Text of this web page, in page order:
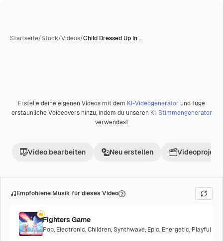
Startseite/Stock/Videos/Child Dressed Up In …
Erstelle deine eigenen Videos mit dem KI-Videogenerator und füge
erstaunliche Voiceovers hinzu, indem du unseren KI-Stimmengenerator
verwendest
Video bearbeiten Neu erstellen Videoprojekt
Empfohlene Musik für dieses Video
Fighters Game
Pop, Electronic,Children,Synthwave, Epic, Energetic, Playful